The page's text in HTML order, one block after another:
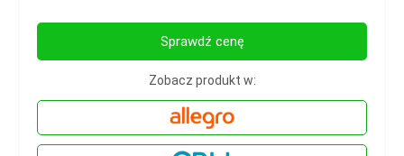
Sprawdź cenę
Zobacz produkt w: